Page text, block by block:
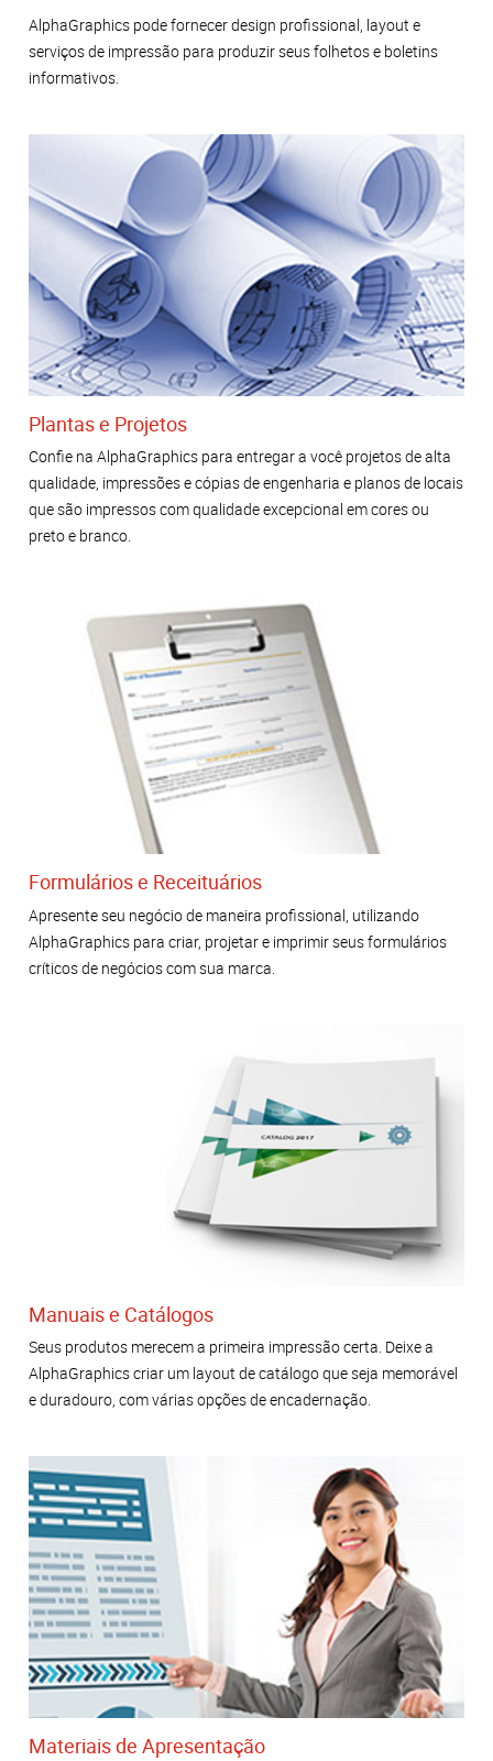
AlphaGraphics pode fornecer design profissional, layout e
serviços de impressão para produzir seus folhetos e boletins
informativos.
Plantas e Projetos
Confie na AlphaGraphics para entregar a você projetos de alta
qualidade, impressões e cópias de engenharia e planos de locais
que são impressos com qualidade excepcional em cores ou
preto e branco.
Formulários e Receituários
Apresente seu negócio de maneira profissional, utilizando
AlphaGraphics para criar, projetar e imprimir seus formulários
críticos de negócios com sua marca.
Manuais e Catálogos
Seus produtos merecem a primeira impressão certa. Deixe a
AlphaGraphics criar um layout de catálogo que seja memorável
e duradouro, com várias opções de encadernação.
Materiais de Apresentação